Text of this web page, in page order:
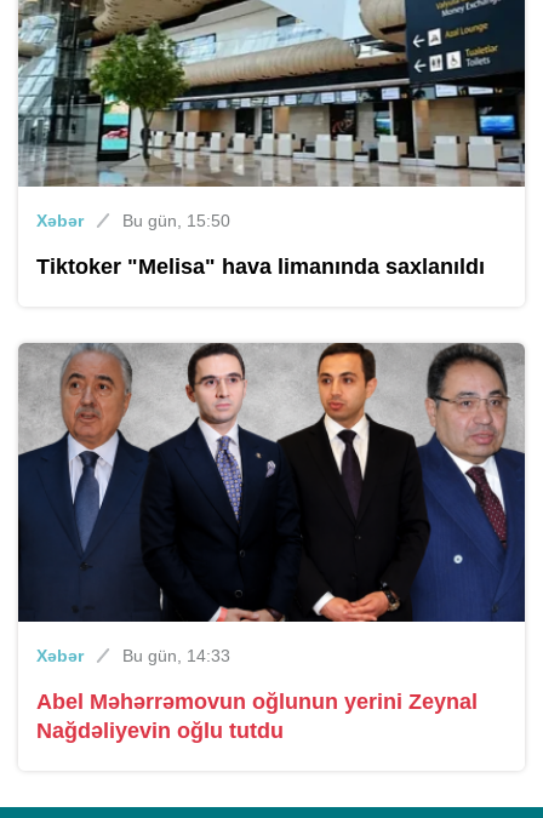
Xəbər Bu gün, 15:50
Tiktoker "Melisa" hava limanında saxlanıldı
Xəbər Bu gün, 14:33
Abel Məhərrəmovun oğlunun yerini Zeynal
Nağdəliyevin oğlu tutdu